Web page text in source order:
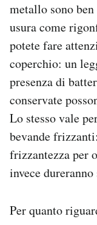
metallo sono
usura come
potete fare
coperchio: un
presenza di
conservate
Lo stesso vale
bevande
frizzantezza per
invece
Per quanto